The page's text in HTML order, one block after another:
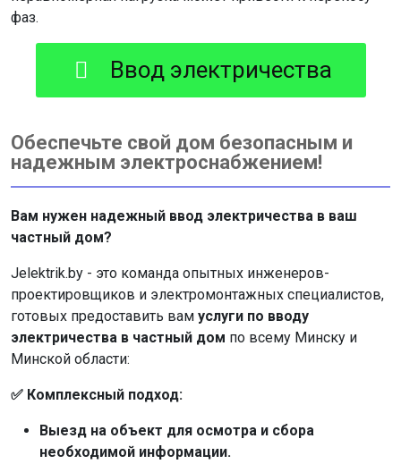
фаз.
Ввод электричества
Обеспечьте свой дом безопасным и
надежным электроснабжением!
Вам нужен надежный ввод электричества в ваш
частный дом?
Jelektrik.by - это команда опытных инженеров-
проектировщиков и электромонтажных специалистов,
готовых предоставить вам услуги по вводу
электричества в частный дом по всему Минску и
Минской области:
✅ Комплексный подход:
Выезд на объект для осмотра и сбора
необходимой информации.